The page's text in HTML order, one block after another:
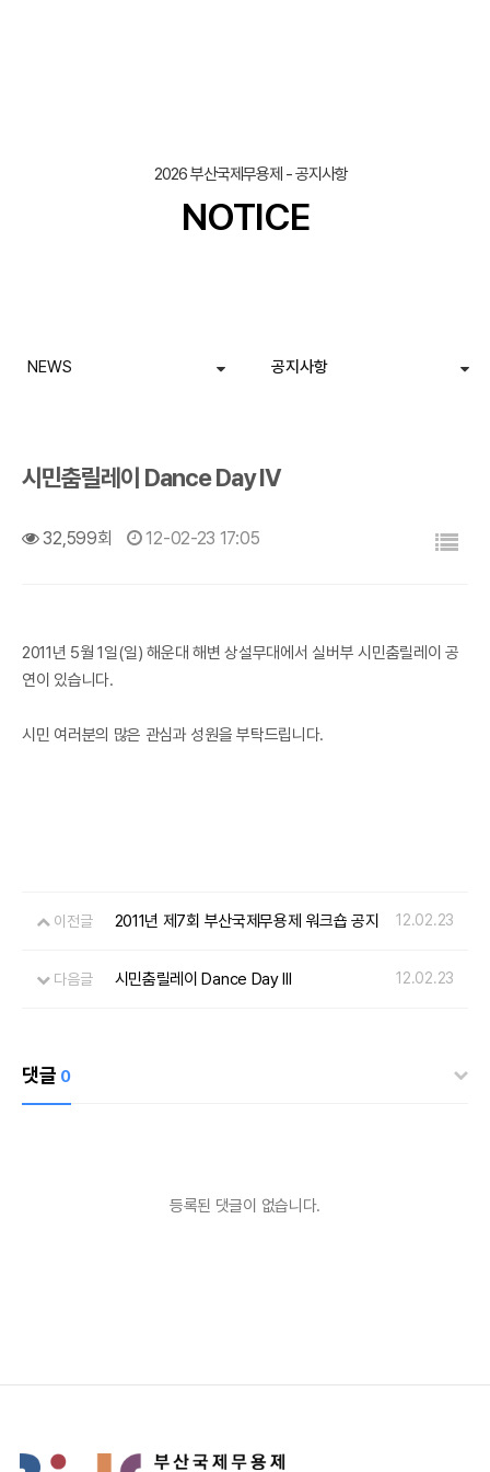
2026 부산국제무용제 - 공지사항
NOTICE
NEWS 공지사항
시민춤릴레이 Dance Day IV
32,599회 12-02-23 17:05
2011년 5월 1일(일) 해운대 해변 상설무대에서 실버부 시민춤릴레이 공
연이 있습니다.
시민 여러분의 많은 관심과 성원을 부탁드립니다.
이전글 2011년 제7회 부산국제무용제 워크숍 공지 12.02.23
다음글 시민춤릴레이 Dance Day III 12.02.23
댓글 0
등록된 댓글이 없습니다.